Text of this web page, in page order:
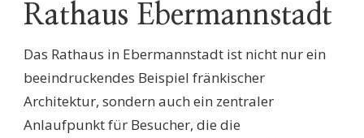
Rathaus Ebermannstadt
Das Rathaus in Ebermannstadt ist nicht nur ein
beeindruckendes Beispiel fränkischer
Architektur, sondern auch ein zentraler
Anlaufpunkt für Besucher, die die